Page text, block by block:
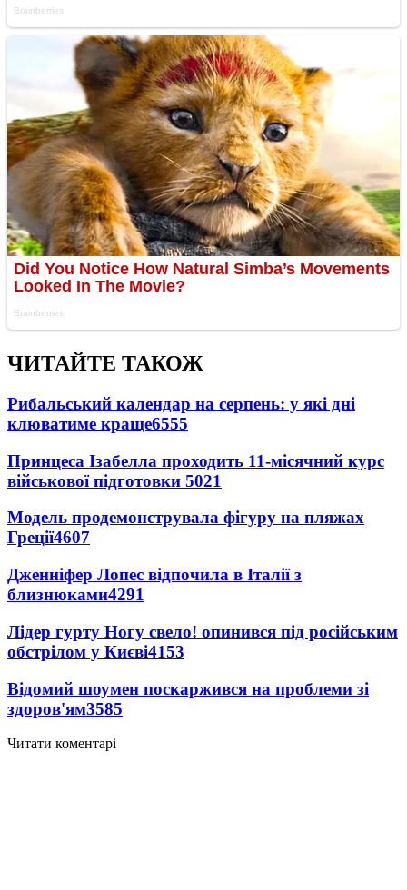
ЧИТАЙТЕ ТАКОЖ
Рибальський календар на серпень: у які дні
клюватиме краще6555
Принцеса Ізабелла проходить 11-місячний курс
військової підготовки 5021
Модель продемонструвала фігуру на пляжах
Греції4607
Дженніфер Лопес відпочила в Італії з
близнюками4291
Лідер гурту Ногу свело! опинився під російським
обстрілом у Києві4153
Відомий шоумен поскаржився на проблеми зі
здоров'ям3585
Читати коментарі